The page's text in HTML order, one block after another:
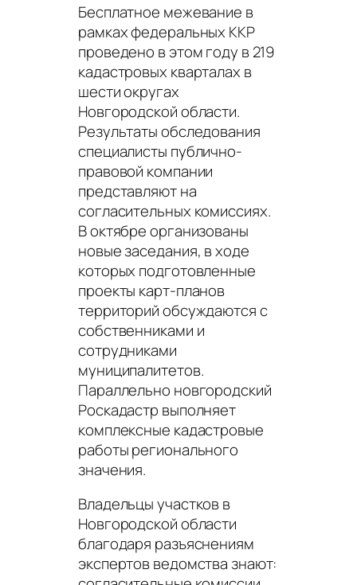
Бесплатное межевание в
рамках федеральных ККР
проведено в этом году в 219
кадастровых кварталах в
шести округах
Новгородской области.
Результаты обследования
специалисты публично-
правовой компании
представляют на
согласительных комиссиях.
В октябре организованы
новые заседания, в ходе
которых подготовленные
проекты карт-планов
территорий обсуждаются с
собственниками и
сотрудниками
муниципалитетов.
Параллельно новгородский
Роскадастр выполняет
комплексные кадастровые
работы регионального
значения.
Владельцы участков в
Новгородской области
благодаря разъяснениям
экспертов ведомства знают: